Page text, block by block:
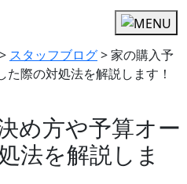
> スタッフブログ>家の購入予
際の対処法を解説します！
め方や予算オー
法を解説しま